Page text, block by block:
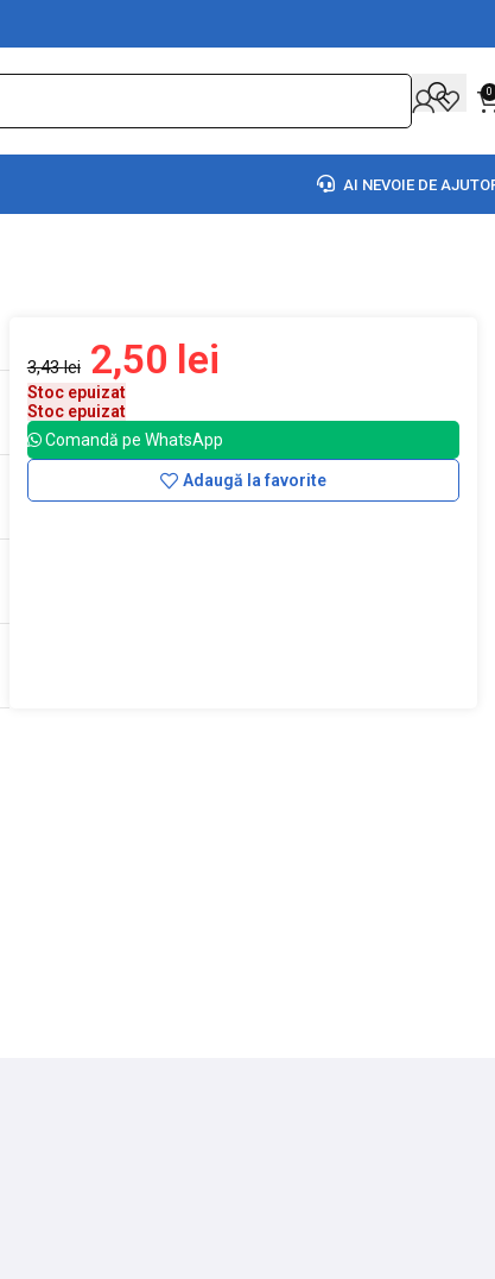
0
AI NEVOIE DE
3,43lei 2,50 lei
Stoc epuizat
Stoc epuizat
Comandă pe WhatsApp
Adaugă la favorite